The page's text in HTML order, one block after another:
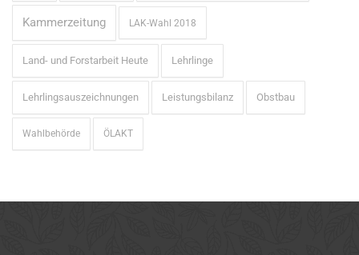
Kammerzeitung LAK-Wahl 2018
Land- und Forstarbeit Heute Lehrlinge
Lehrlingsauszeichnungen Leistungsbilanz Obstbau
Wahlbehörde ÖLAKT